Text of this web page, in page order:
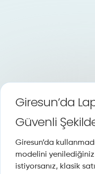
Giresun’da
Güvenli
Giresun’da
modelini
istiyorsanız, klasik